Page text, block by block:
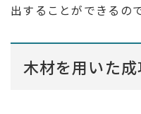
出することができるので
木材を用いた